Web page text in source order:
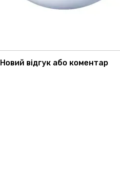
Новий відгук або коментар